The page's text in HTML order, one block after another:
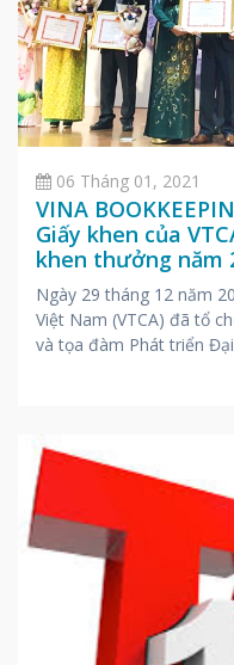
06 Tháng 01, 2021
VINA
Giấy khen của
khen thưởng năm
Ngày 29 tháng 12 năm
Việt Nam (VTCA) đã tổ
và tọa đàm Phát triển